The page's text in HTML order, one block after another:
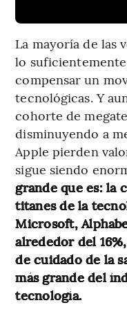
La mayoría de las
lo
compensar un
tecnológicas. Y
cohorte de
disminuyendo a
Apple pierden
sigue siendo
grande que es: la
titanes de la
Microsoft,
alrededor del
de cuidado de la
más grande del
tecnología.